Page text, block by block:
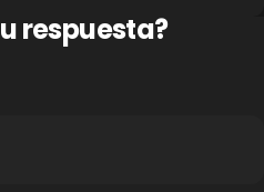
respuesta?